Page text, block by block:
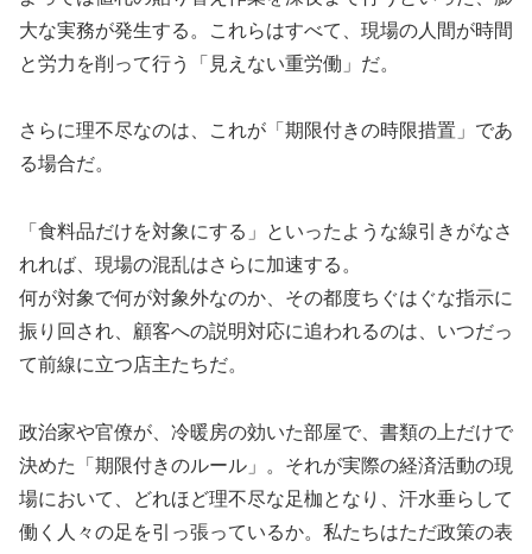
大な実務が発生する。これらはすべて、現場の人間が時間
と労力を削って行う「見えない重労働」だ。
さらに理不尽なのは、これが「期限付きの時限措置」であ
る場合だ。
「食料品だけを対象にする」といったような線引きがなさ
れれば、現場の混乱はさらに加速する。
何が対象で何が対象外なのか、その都度ちぐはぐな指示に
振り回され、顧客への説明対応に追われるのは、いつだっ
て前線に立つ店主たちだ。
政治家や官僚が、冷暖房の効いた部屋で、書類の上だけで
決めた「期限付きのルール」。それが実際の経済活動の現
場において、どれほど理不尽な足枷となり、汗水垂らして
働く人々の足を引っ張っているか。私たちはただ政策の表